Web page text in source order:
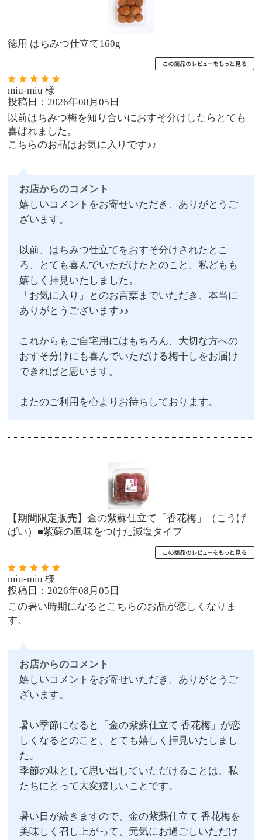
徳用 はちみつ仕立て160g
miu-miu 様
投稿日：2026年08月05日
以前はちみつ梅を知り合いにおすそ分けしたらとても
喜ばれました。
こちらのお品はお気に入りです♪♪
お店からのコメント
嬉しいコメントをお寄せいただき、ありがとうご
ざいます。
以前、はちみつ仕立てをおすそ分けされたとこ
ろ、とても喜んでいただけたとのこと、私どもも
嬉しく拝見いたしました。
「お気に入り」とのお言葉までいただき、本当に
ありがとうございます♪♪
これからもご自宅用にはもちろん、大切な方への
おすそ分けにも喜んでいただける梅干しをお届け
できればと思います。
またのご利用を心よりお待ちしております。
【期間限定販売】金の紫蘇仕立て「香花梅」（こうげ
ばい）■紫蘇の風味をつけた減塩タイプ
miu-miu 様
投稿日：2026年08月05日
この暑い時期になるとこちらのお品が恋しくなりま
す。
お店からのコメント
嬉しいコメントをお寄せいただき、ありがとうご
ざいます。
暑い季節になると「金の紫蘇仕立て 香花梅」が恋
しくなるとのこと、とても嬉しく拝見いたしまし
た。
季節の味として思い出していただけることは、私
たちにとって大変嬉しいことです。
暑い日が続きますので、金の紫蘇仕立て 香花梅を
美味しく召し上がって、元気にお過ごしいただけ